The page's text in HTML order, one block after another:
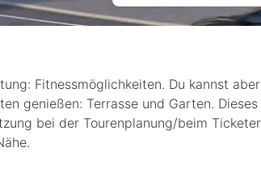
Fitnessmöglichkeiten. Du kannst
genießen: Terrasse und Garten.
bei der Tourenplanung/beim